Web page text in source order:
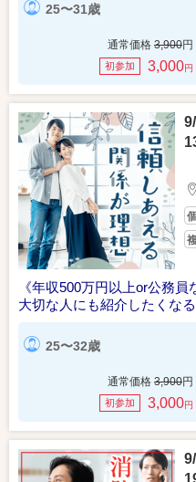
25〜31歳
通常価格 3,900円
初参加 3,000円
《年収500万円以上or公務員
大切な人にも紹介したくな
25〜32歳
通常価格 3,900円
初参加 3,000円